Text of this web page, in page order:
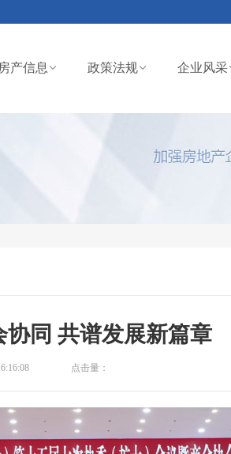
房产信息 政策法规 企业风采
协同 共谱发展新篇章
点击量：